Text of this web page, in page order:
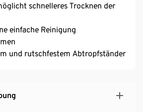
schnelleres Trocknen der
einfache Reinigung
und rutschfestem Abtropfständer